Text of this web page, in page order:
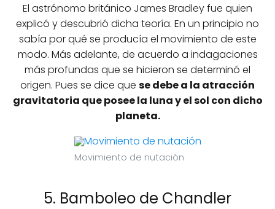
El astrónomo británico James Bradley fue quien
explicó y descubrió dicha teoría. En un principio no
sabía por qué se producía el movimiento de este
modo. Más adelante, de acuerdo a indagaciones
más profundas que se hicieron se determinó el
origen. Pues se dice que se debe a la atracción
gravitatoria que posee la luna y el sol con dicho
planeta.
Movimiento de nutación
5. Bamboleo de Chandler